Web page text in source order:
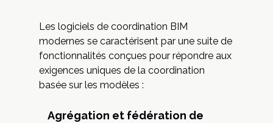
Les logiciels de coordination BIM
modernes se caractérisent par une suite de
fonctionnalités conçues pour répondre aux
exigences uniques de la coordination
basée sur les modèles :
Agrégation et fédération de